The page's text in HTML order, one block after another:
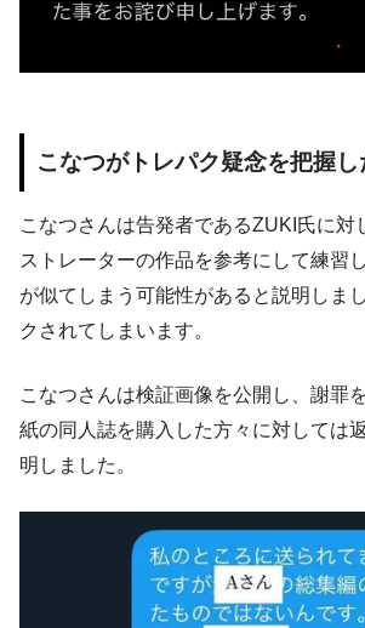
こなつがトレパク疑念を把握
こなつさんは告発者であるZUKI氏に対
ストレーターの作品を参考にして練習
が似てしまう可能性があると説明しま
クされてしまいます。
こなつさんは検証画像を公開し、謝罪
紙の同人誌を購入した方々に対しては
明しました。